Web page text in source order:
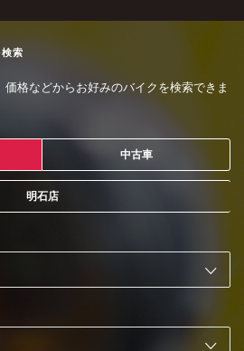
索
格などからお好みのバイクを検索できま
中古車
明石店